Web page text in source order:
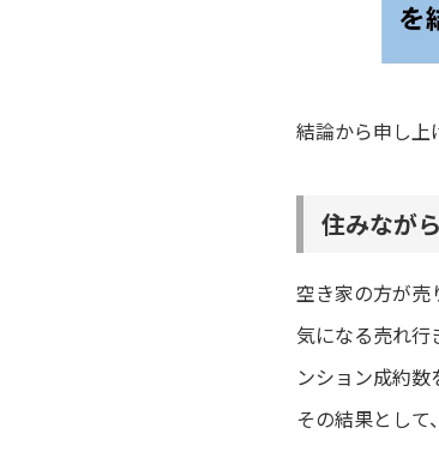
結論から申し上
住みなが
空き家の方が売
気になる売れ行
ンション成約数
その結果として